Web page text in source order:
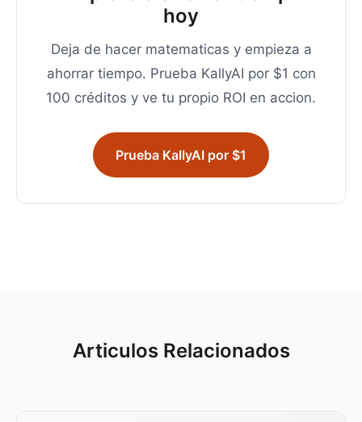
hoy
Deja de hacer matematicas y empieza a
ahorrar tiempo. Prueba KallyAI por $1 con
100 créditos y ve tu propio ROI en accion.
Prueba KallyAI por $1
Articulos Relacionados